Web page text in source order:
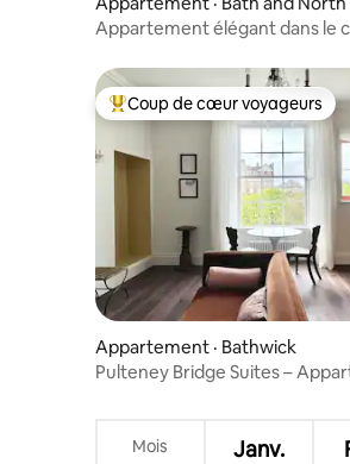
ast Somerset
Appartement élégant dans le
Coup de cœur voyageurs
Coup de cœur voyageurs
Appartement · Bathwick
Pulteney Bridge Suites –
Mois Janv.